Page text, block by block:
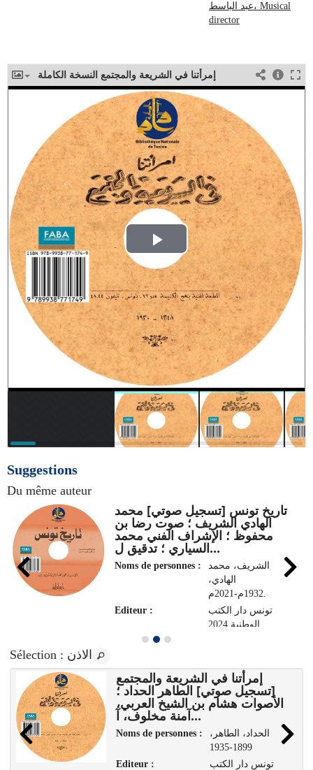
عبد الباسط، Musical
director
إمرأتنا في الشريعة والمجتمع النسخة الكاملة
Play
Video
Suggestions
Du même auteur
تاريخ تونس [تسجيل صوتي] محمد
الهادي الشريف ؛ صوت رضا بن
محفوظ ؛ الإشراف الفني محمد
السياري ؛ تدقيق ل...
Noms de personnes :
الشريف، محمد
الهادي،
1932م-2021م.
Editeur :
تونس دار الكتب
الوطنية 2024
Sélection : الاذن
إمرأتنا في الشريعة والمجتمع
[تسجيل صوتي] الطاهر الحداد ؛
الأصوات هشام بن الشيخ العربي،
آمنة مخلوف، آ...
Noms de personnes :
،الحداد، الطاهر
1899-1935
Editeur :
تونس دار الكتب